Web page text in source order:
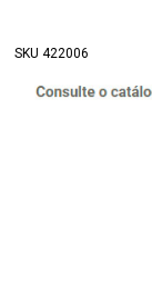
SKU 422006